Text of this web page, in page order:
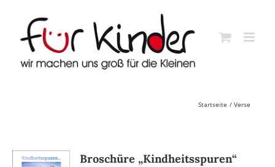
content
Startseite Verse
Broschüre „Kindheitsspuren“